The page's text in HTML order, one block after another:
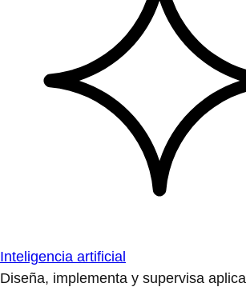
Inteligencia artificial
Diseña, implementa y supervisa